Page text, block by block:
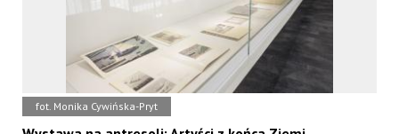
fot. Monika Cywińska-Pryt